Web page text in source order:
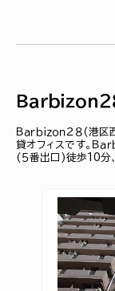
Ｂａｒｂｉｚｏｎ
Ｂａｒｂｉｚｏｎ２
貸オフィスです。Ｂａ
(５番出口)徒歩10分